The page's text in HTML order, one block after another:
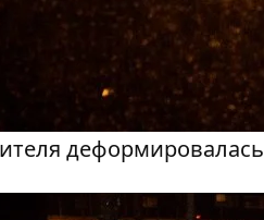
деформировалась